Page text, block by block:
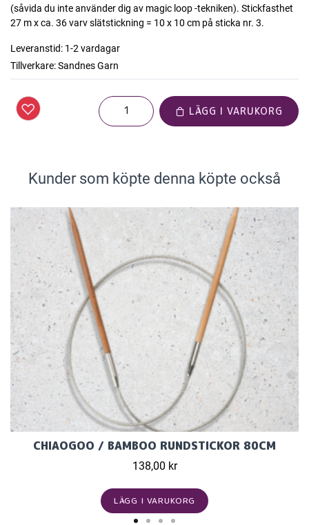
(såvida du inte använder dig av magic loop -tekniken). Stickfasthet
27 m x ca. 36 varv slätstickning = 10 x 10 cm på sticka nr. 3.
Leveranstid: 1-2 vardagar
Tillverkare:Sandnes Garn
LÄGG I VARUKORG
Kunder som köpte denna köpte också
CHIAOGOO / BAMBOO RUNDSTICKOR 80CM
138,00 kr
LÄGG I VARUKORG